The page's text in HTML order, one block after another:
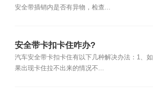
安全带插销内是否有异物，检查...
安全带卡扣卡住咋办?
汽车安全带卡扣卡住有以下几种解决办法：1、如
果出现卡住拉不出来的情况不...